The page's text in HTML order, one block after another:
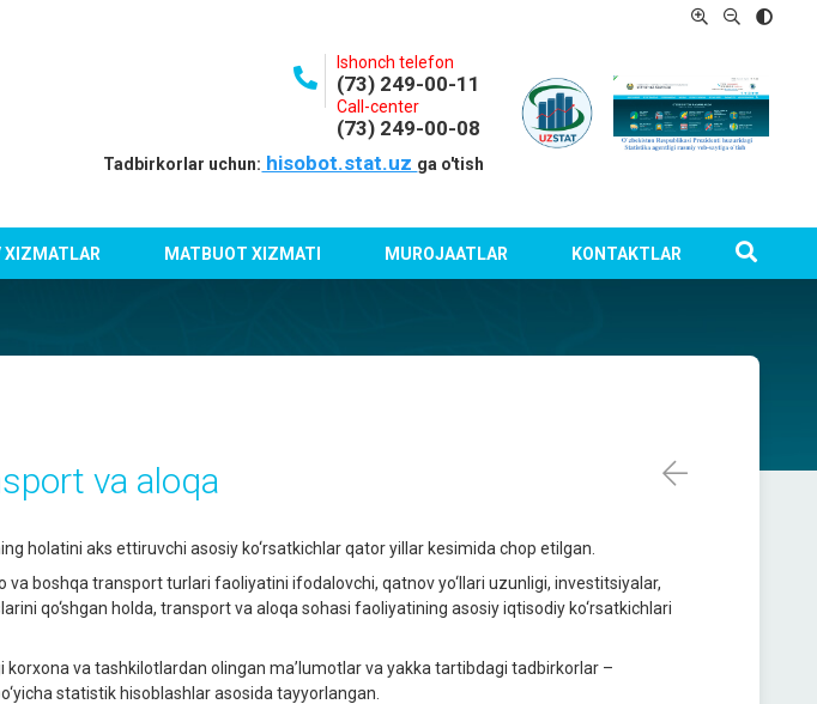
Ishonch telefon
(73) 249-00-11
Call-center
(73) 249-00-08
Tadbirkorlar uchun: hisobot.stat.uz ga o'tish
XIZMATLAR MATBUOT XIZMATI MUROJAATLAR KONTAKTLAR
vа аloqа
holаtini аks ettiruvchi аsosiy ko‘rsаtkichlаr qаtor yillаr kesimida chop etilgаn.
vа boshqа trаnsport turlаri fаoliyatini ifodаlovchi, qаtnov yo‘llаri uzunligi, investitsiyalаr,
qo‘shgаn holdа, trаnsport vа аloqа sohаsi fаoliyatining аsosiy iqtisodiy ko‘rsаtkichlаri
korxona va tashkilotlardan olingan ma’lumotlar va yakka tartibdagi tadbirkorlar –
statistik hisoblashlar asosida tayyorlangan.